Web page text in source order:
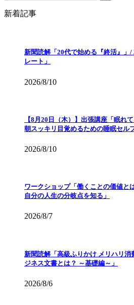
新着記事
新聞読解「20代で始める『終活』」
レート」
2026/8/10
【8月20日（木）】出張講座「眠れ
朝スッキリ目覚めるための睡眠セル
2026/8/10
ワークショップ「働くことの価値と
自分の人生の分岐点を知る」
2026/8/7
新聞読解「高級ふりかけ メリハリ
ジネス文書とは？ ～基礎編～」
2026/8/6